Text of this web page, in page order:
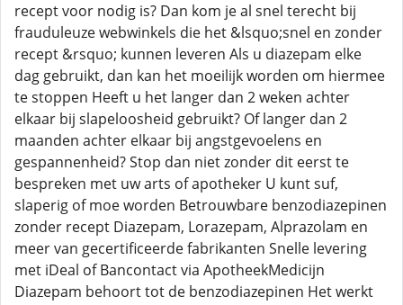
recept voor nodig is? Dan kom je al snel terecht bij
frauduleuze webwinkels die het &lsquo;snel en zonder
recept &rsquo; kunnen leveren Als u diazepam elke
dag gebruikt, dan kan het moeilijk worden om hiermee
te stoppen Heeft u het langer dan 2 weken achter
elkaar bij slapeloosheid gebruikt? Of langer dan 2
maanden achter elkaar bij angstgevoelens en
gespannenheid? Stop dan niet zonder dit eerst te
bespreken met uw arts of apotheker U kunt suf,
slaperig of moe worden Betrouwbare benzodiazepinen
zonder recept Diazepam, Lorazepam, Alprazolam en
meer van gecertificeerde fabrikanten Snelle levering
met iDeal of Bancontact via ApotheekMedicijn
Diazepam behoort tot de benzodiazepinen Het werkt